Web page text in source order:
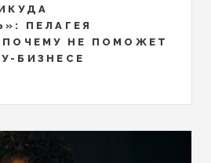
ПЕЛАГЕЯ
ПОЧЕМУ НЕ ПОМОЖЕТ
БИЗНЕСЕ